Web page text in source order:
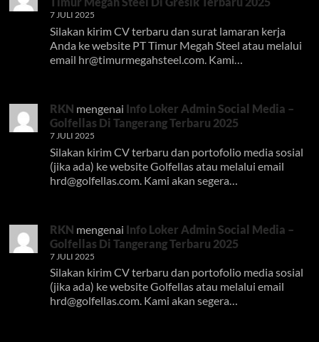
7 JULI 2025
Silakan kirim CV terbaru dan surat lamaran kerja
Anda ke website PT Timur Megah Steel atau melalui
email hr@timurmegahsteel.com. Kami…
RKN mengenai Info Loker Admin Social Media –
Golfellas Di Tangerang Terbaru 2025
7 JULI 2025
Silakan kirim CV terbaru dan portofolio media sosial
(jika ada) ke website Golfellas atau melalui email
hrd@golfellas.com . Kami akan segera…
RKN mengenai Info Loker Admin Social Media –
Golfellas Di Tangerang Terbaru 2025
7 JULI 2025
Silakan kirim CV terbaru dan portofolio media sosial
(jika ada) ke website Golfellas atau melalui email
hrd@golfellas.com. Kami akan segera…